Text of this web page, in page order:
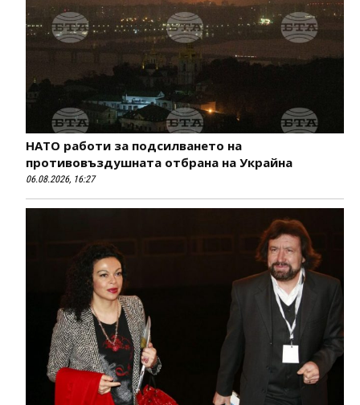
НАТО работи за подсилването на
противовъздушната отбрана на Украйна
06.08.2026, 16:27